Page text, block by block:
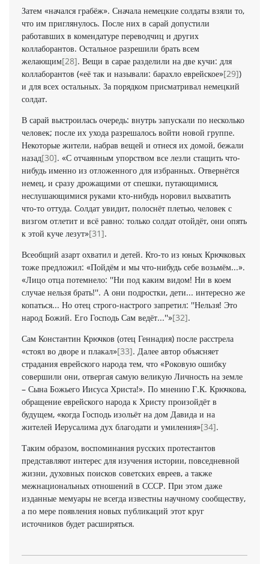
Затем «начался грабёж». Сначала немецкие солдаты взяли то,
что им приглянулось. После них в сарай допустили
работавших в комендатуре переводчиц и других
коллаборантов. Остальное разрешили брать всем
желающим[28]. Вещи в сарае разделили на две кучи: для
коллаборантов («её так и называли: барахло еврейское»[29])
и для всех остальных. За порядком присматривал немецкий
солдат.
В сарай выстроилась очередь: внутрь запускали по несколько
человек; после их ухода разрешалось войти новой группе.
Некоторые жители, набрав вещей и отнеся их домой, бежали
назад[30]. «С отчаянным упорством все лезли стащить что-
нибудь именно из отложенного для избранных. Отвернётся
немец, и сразу дрожащими от спешки, путающимися,
неслушающимися руками кто-нибудь норовил выхватить
что-то оттуда. Солдат увидит, полоснёт плетью, человек с
визгом отлетит и всё равно: только солдат отойдёт, они опять
к этой куче лезут»[31].
Всеобщий азарт охватил и детей. Кто-то из юных Крючковых
тоже предложил: «Пойдём и мы что-нибудь себе возьмём...».
«Лицо отца потемнело: ''Ни под каким видом! Ни в коем
случае нельзя брать!''. А они подростки, дети... интересно же
копаться... Но отец строго-настрого запретил: ''Нельзя! Это
народ Божий. Его Господь Сам ведёт...''»[32].
Сам Константин Крючков (отец Геннадия) после расстрела
«стоял во дворе и плакал»[33]. Далее автор объясняет
страдания еврейского народа тем, что «Роковую ошибку
совершили они, отвергая самую великую Личность на земле
– Сына Божьего Иисуса Христа!». По мнению Г.К. Крючкова,
обращение еврейского народа к Христу произойдёт в
будущем, «когда Господь изольёт на дом Давида и на
жителей Иерусалима дух благодати и умиления»[34].
Таким образом, воспоминания русских протестантов
представляют интерес для изучения истории, повседневной
жизни, духовных поисков советских евреев, а также
межнациональных отношений в СССР. При этом даже
изданные мемуары не всегда известны научному сообществу,
а по мере появления новых публикаций этот круг
источников будет расширяться.